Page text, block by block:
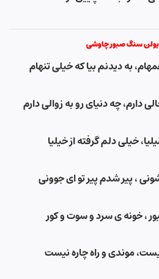
سنگ صبور چاوشی
به دیدنم بیا که خیلی تنهام
چه دنیای رو به زوالی دارم
خیلی دلم گرفته از خیلیا
، پیر شدم پیر تو ای جوونی
، خونه ی سرد و سوت و کور
موندی و راه چاره نیست